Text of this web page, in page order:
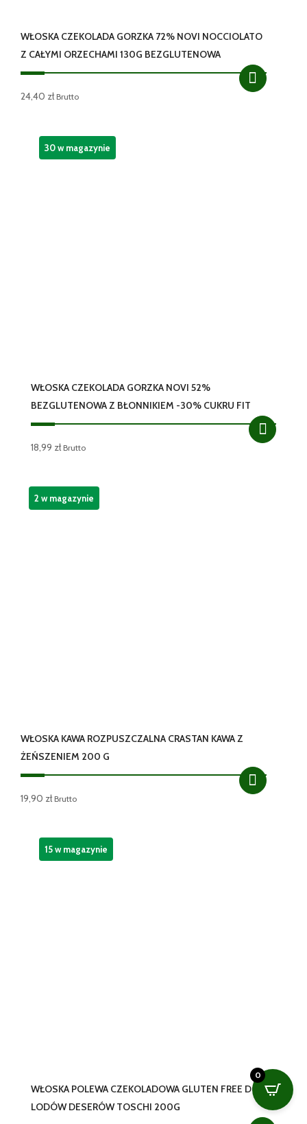
WŁOSKA CZEKOLADA GORZKA 72% NOVI NOCCIOLATO
Z CAŁYMI ORZECHAMI 130G BEZGLUTENOWA
24,40 zł Brutto
WŁOSKA CZEKOLADA GORZKA NOVI 52%
BEZGLUTENOWA Z BŁONNIKIEM -30% CUKRU FIT
18,99 zł Brutto
30 w magazynie
WŁOSKA KAWA ROZPUSZCZALNA CRASTAN KAWA Z
ŻEŃSZENIEM 200 G
19,90 zł Brutto
2 w magazynie
WŁOSKA POLEWA CZEKOLADOWA GLUTEN FREE DO
LODÓW DESERÓW TOSCHI 200G
15 w magazynie
0